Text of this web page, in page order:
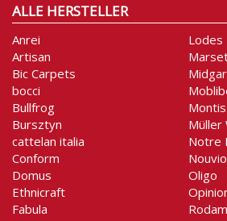
ALLE HERSTELLER
Anrei
Artisan
Bic Carpets
bocci
Bullfrog
Bursztyn
cattelan italia
Conform
Domus
Ethnicraft
Fabula
Lodes
Montis
Müller
Notre
Oligo
Rodam